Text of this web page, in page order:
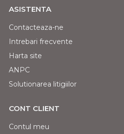
ASISTENTA
Contacteaza-ne
Intrebari frecvente
Harta site
ANPC
Solutionarea litigiilor
CONT CLIENT
Contul meu